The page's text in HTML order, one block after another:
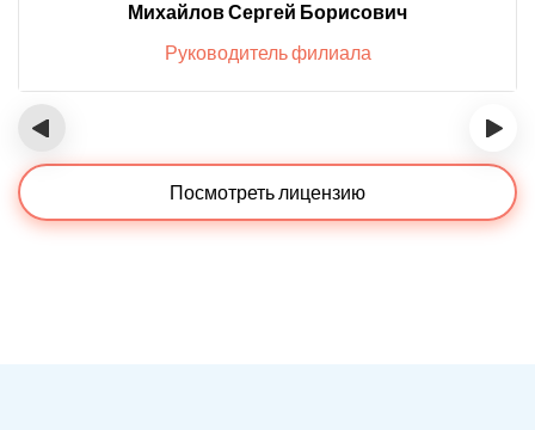
Михайлов Сергей Борисович
Руководитель филиала
‹ ›
Посмотреть лицензию